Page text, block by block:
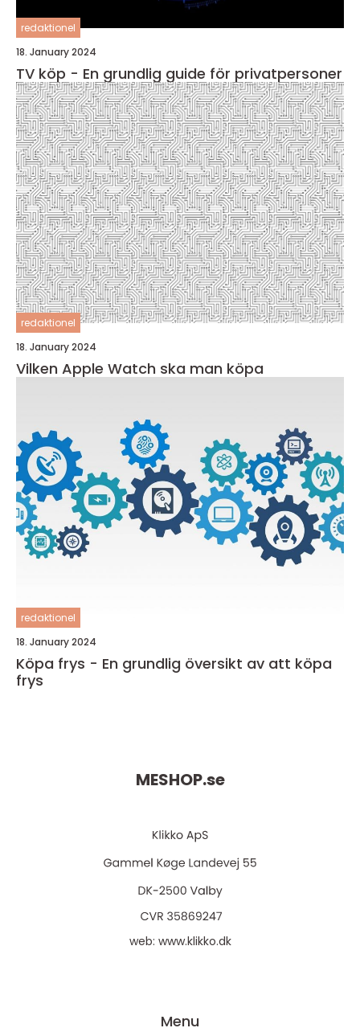
redaktionel
18. January 2024
TV köp - En grundlig guide för privatpersoner
redaktionel
18. January 2024
Vilken Apple Watch ska man köpa
redaktionel
18. January 2024
Köpa frys - En grundlig översikt av att köpa
frys
MESHOP.se
web: www.klikko.dk
Menu